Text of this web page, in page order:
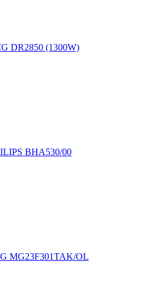
DR2850 (1300W)
BHA530/00
MG23F301TAK/OL